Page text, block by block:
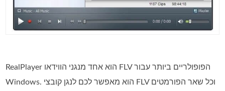
RealPlayer הוא אחד מנגני הווידאו FLV הפופולריים ביותר עבור
Windows. הוא מאפשר לכם לנגן קובצי FLV וכל שאר הפורמטים